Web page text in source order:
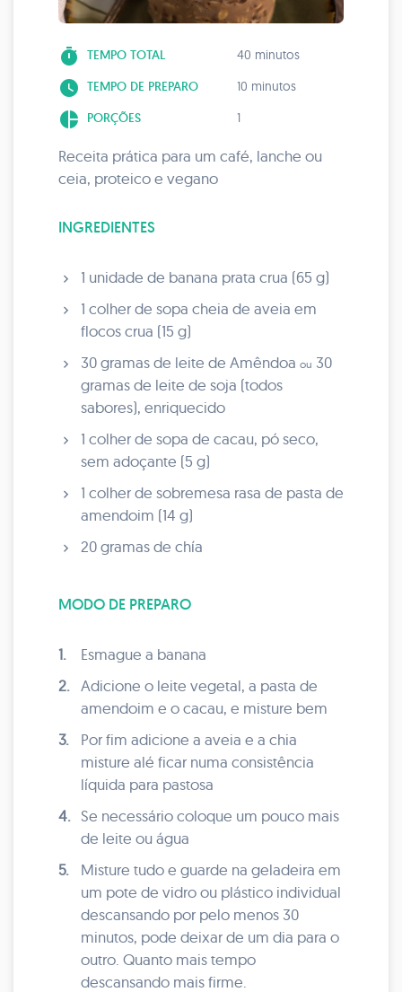
timer TEMPO TOTAL 40 minutos
watch_later TEMPO DE PREPARO 10 minutos
pie_chart PORÇÕES 1
Receita prática para um café, lanche ou
ceia, proteico e vegano
INGREDIENTES
1 unidade de banana prata crua (65 g)
1 colher de sopa cheia de aveia em
flocos crua (15 g)
30 gramas de leite de Amêndoa ou 30
gramas de leite de soja (todos
sabores), enriquecido
1 colher de sopa de cacau, pó seco,
sem adoçante (5 g)
1 colher de sobremesa rasa de pasta de
amendoim (14 g)
20 gramas de chía
MODO DE PREPARO
1.
Esmague a banana
2.
Adicione o leite vegetal, a pasta de
amendoim e o cacau, e misture bem
3.
Por fim adicione a aveia e a chia
misture alé ficar numa consistência
líquida para pastosa
4.
Se necessário coloque um pouco mais
de leite ou água
5.
Misture tudo e guarde na geladeira em
um pote de vidro ou plástico individual
descansando por pelo menos 30
minutos, pode deixar de um dia para o
outro. Quanto mais tempo
descansando mais firme.